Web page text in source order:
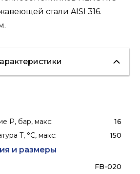
стали AISI 316.
P, бар, макс:
16
T, °C, макс: 150
и размеры
FB-020